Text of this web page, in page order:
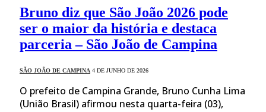
Bruno diz que São João 2026 pode
ser o maior da história e destaca
parceria – São João de Campina
SÃO JOÃO DE CAMPINA 4 DE JUNHO DE 2026
O prefeito de Campina Grande, Bruno Cunha Lima
(União Brasil) afirmou nesta quarta-feira (03),